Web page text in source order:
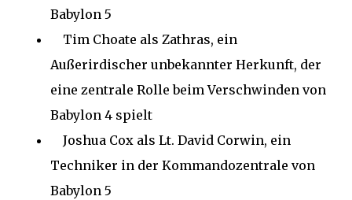
Babylon 5
Tim Choate als Zathras, ein
Außerirdischer unbekannter Herkunft, der
eine zentrale Rolle beim Verschwinden von
Babylon 4 spielt
Joshua Cox als Lt. David Corwin, ein
Techniker in der Kommandozentrale von
Babylon 5